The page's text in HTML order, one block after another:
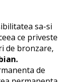
sa-si
ce priveste
de bronzare,
de